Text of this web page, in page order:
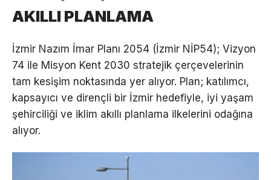
AKILLI PLANLAMA
İzmir Nazım İmar Planı 2054 (İzmir NİP54); Vizyon
74 ile Misyon Kent 2030 stratejik çerçevelerinin
tam kesişim noktasında yer alıyor. Plan; katılımcı,
kapsayıcı ve dirençli bir İzmir hedefiyle, iyi yaşam
şehirciliği ve iklim akıllı planlama ilkelerini odağına
alıyor.